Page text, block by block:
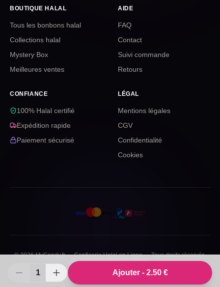
1 Ajouter - 2.50€
BOUTIQUE HALAL
Tous les bonbons halal
Collections halal
Mystery Box
Meilleures ventes
AIDE
FAQ
Contact
Suivi commande
Retours
CONFIANCE
100% Halal certifié
Expédition rapide
Paiement sécurisé
LÉGAL
Mentions légales
CGV
Confidentialité
Cookies
©2026MyCandy.fr — Confiserie Halal en Ligne — Tous droits réservés.
MentionsCGVConfidentialité